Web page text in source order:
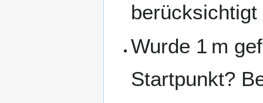
berücksichtigt
Wurde 1 m
Startpunkt?